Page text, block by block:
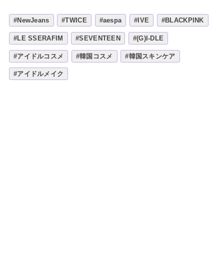
#NewJeans #TWICE #aespa #IVE #BLACKPINK
#LE SSERAFIM #SEVENTEEN #(G)I-DLE
#アイドルコスメ #韓国コスメ #韓国スキンケア
#アイドルメイク